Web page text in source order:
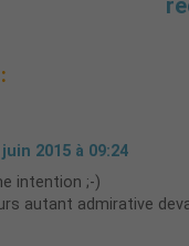
juin 2015 à 09:24
intention ;-)
autant admirative